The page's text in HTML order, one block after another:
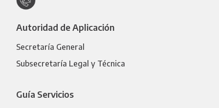
Autoridad de Aplicación
Secretaría General
Subsecretaría Legal y Técnica
Guía Servicios